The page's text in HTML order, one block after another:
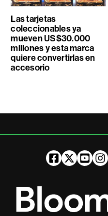
Las tarjetas
coleccionables ya
mueven US$30.000
millones y esta marca
quiere convertirlas en
accesorio